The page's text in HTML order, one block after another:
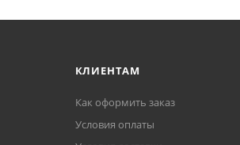
КЛИЕНТАМ
Как оформить заказ
Условия оплаты